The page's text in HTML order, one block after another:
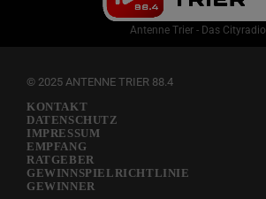
Antenne Trier - Das Cityradio
© 2025 ANTENNE TRIER 88.4
KONTAKT
DATENSCHUTZ
IMPRESSUM
EMPFANG
RATGEBER
GEWINNSPIELRICHTLINIE
GEWINNER